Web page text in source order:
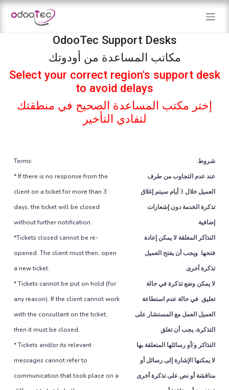
Skip to Content
OdooTec Support Desks
مكاتب المساعدة من أودوتك
Select your correct region's support desk
to avoid delays
إختر مكتب المساعدة الصحيح في منطقتك
لتفادي التأخير
Terms:
* If there is no response from the
client on a ticket for more than 3
days, the ticket will be closed
without further notification.
*Tickets closed cannot be re-
opened. The client must then, open
a new ticket.
* Tickets cannot be put on hold (for
any reason). If the client cannot work
with the consultant on the ticket,
then it must be closed.
* Tickets and/or its relevant
messages cannot refer to
communication that took place on a
:شروط
عند عدم التجاوب من طرف
العميل خلال 3 أيام سيتم إغلاق
تذكرة الخدمة دون إشعارات
إضافية
التذاكر المغلقة لا يمكن إعادة
فتحها. ويجب أن يفتح العميل
تذكرة أخرى
لا يمكن وضع تذكرة في حالة
تعليق. في حالة عدم استطاعة
العميل العمل مع المستشار على
التذكرة، يجب أن تغلق
التذاكر و/أو رسائلها المتعلقة بها
لا يمكنها الإشارة إلى رسائل أو
مناقشة أو نص على تذكرة أخرى